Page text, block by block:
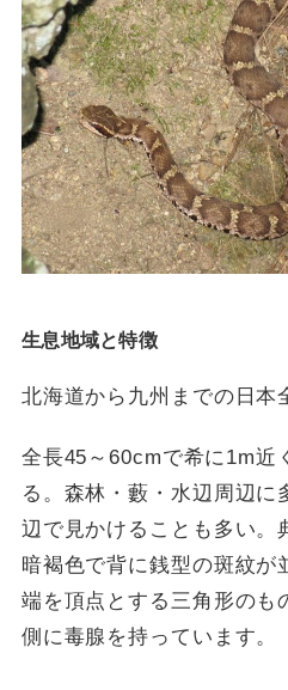
生息地域と特徴
北海道から九州までの日本
全長45～60cmで希に1m近
る。森林・藪・水辺周辺に
辺で見かけることも多い。
暗褐色で背に銭型の斑紋が
端を頂点とする三角形のも
側に毒腺を持っています。